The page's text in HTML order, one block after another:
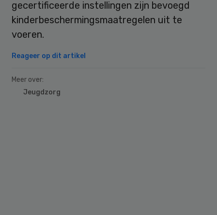
gecertificeerde instellingen zijn bevoegd
kinderbeschermingsmaatregelen uit te
voeren.
Reageer op dit artikel
Meer over:
Jeugdzorg